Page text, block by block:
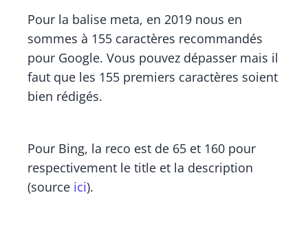
Pour la balise meta, en 2019 nous en
sommes à 155 caractères recommandés
pour Google. Vous pouvez dépasser mais il
faut que les 155 premiers caractères soient
bien rédigés.
Pour Bing, la reco est de 65 et 160 pour
respectivement le title et la description
(source ici).